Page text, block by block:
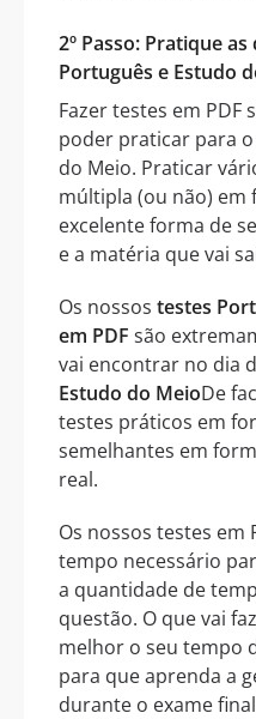
2º Passo: Pratique
Português e Estudo
Fazer testes em PDF
poder praticar para
do Meio. Praticar
múltipla (ou não) em
excelente forma de
e a matéria que vai
Os nossos testes
em PDF são
vai encontrar no dia
Estudo do MeioDe
testes práticos em
semelhantes em
real.
Os nossos testes em
tempo necessário
a quantidade de
questão. O que vai
melhor o seu tempo
para que aprenda a
durante o exame